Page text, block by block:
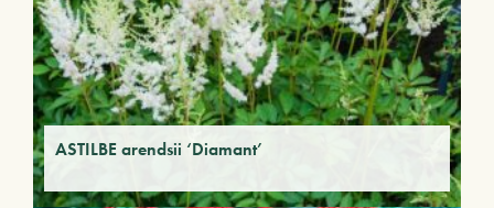
ASTILBE arendsii ‘Diamant’